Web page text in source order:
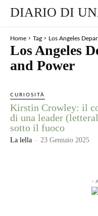
DIARIO DI
Home Tag Los Angeles
Los Angeles
and Power
CURIOSITÀ
Kirstin Crowley: il
di una leader
sotto il fuoco
La lella - 23 Gennaio 2025
-